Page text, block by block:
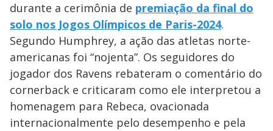
durante a cerimônia de premiação da final do
solo nos Jogos Olímpicos de Paris-2024.
Segundo Humphrey, a ação das atletas norte-
americanas foi “nojenta”. Os seguidores do
jogador dos Ravens rebateram o comentário do
cornerback e criticaram como ele interpretou a
homenagem para Rebeca, ovacionada
internacionalmente pelo desempenho e pela